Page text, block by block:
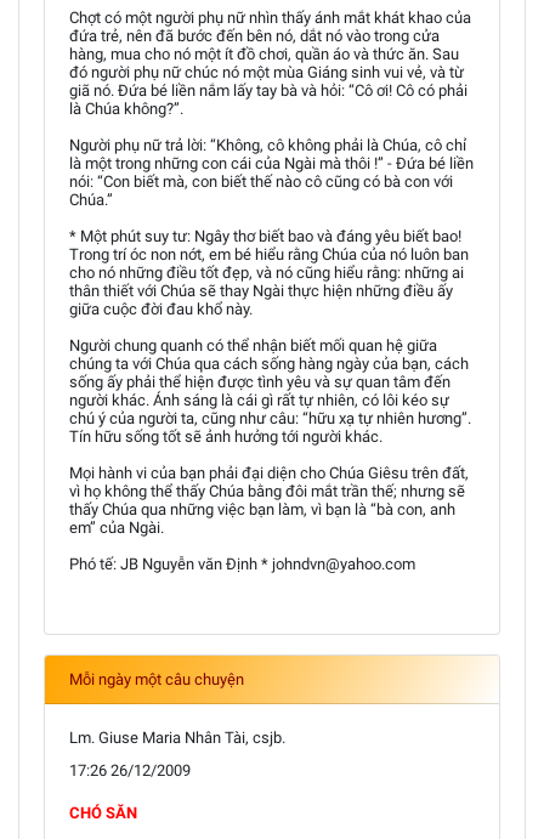
Chợt có một người phụ nữ nhìn thấy ánh mắt khát khao của
đứa trẻ, nên đã bước đến bên nó, dắt nó vào trong cửa
hàng, mua cho nó một ít đồ chơi, quần áo và thức ăn. Sau
đó người phụ nữ chúc nó một mùa Giáng sinh vui vẻ, và từ
giã nó. Đứa bé liền nắm lấy tay bà và hỏi: “Cô ơi! Cô có phải
là Chúa không?”.
Người phụ nữ trả lời: “Không, cô không phải là Chúa, cô chỉ
là một trong những con cái của Ngài mà thôi !” - Đứa bé liền
nói: “Con biết mà, con biết thế nào cô cũng có bà con với
Chúa.”
* Một phút suy tư: Ngây thơ biết bao và đáng yêu biết bao!
Trong trí óc non nớt, em bé hiểu rằng Chúa của nó luôn ban
cho nó những điều tốt đẹp, và nó cũng hiểu rằng: những ai
thân thiết với Chúa sẽ thay Ngài thực hiện những điều ấy
giữa cuộc đời đau khổ này.
Người chung quanh có thể nhận biết mối quan hệ giữa
chúng ta với Chúa qua cách sống hàng ngày của bạn, cách
sống ấy phải thể hiện được tình yêu và sự quan tâm đến
người khác. Ánh sáng là cái gì rất tự nhiên, có lôi kéo sự
chú ý của người ta, cũng như câu: “hữu xạ tự nhiên hương”.
Tín hữu sống tốt sẽ ảnh hưởng tới người khác.
Mọi hành vi của bạn phải đại diện cho Chúa Giêsu trên đất,
vì họ không thể thấy Chúa bằng đôi mắt trần thế; nhưng sẽ
thấy Chúa qua những việc bạn làm, vì bạn là “bà con, anh
em” của Ngài.
Phó tế: JB Nguyễn văn Định * johndvn@yahoo.com
Mỗi ngày một câu chuyện
Lm. Giuse Maria Nhân Tài, csjb.
17:26 26/12/2009
CHÓ SĂN